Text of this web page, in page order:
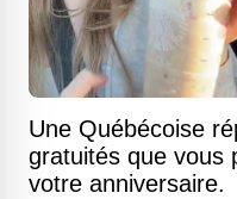
Une Québécoise
gratuités que vous
votre anniversaire.